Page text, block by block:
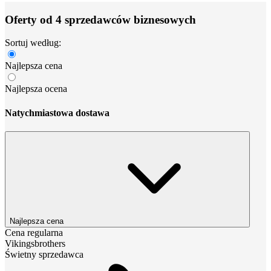
Oferty od 4 sprzedawców biznesowych
Sortuj według:
Najlepsza cena
Najlepsza ocena
Natychmiastowa dostawa
Najlepsza cena
Cena regularna
Vikingsbrothers
Świetny sprzedawca